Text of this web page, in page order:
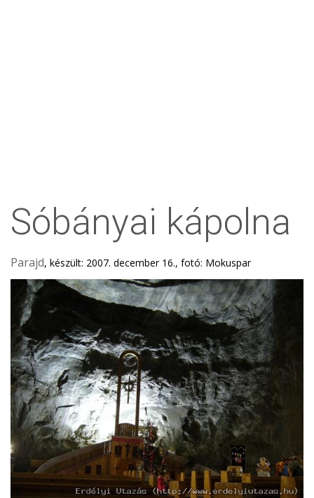
Sóbányai kápolna
Parajd, készült: 2007. december 16., fotó: Mokuspar